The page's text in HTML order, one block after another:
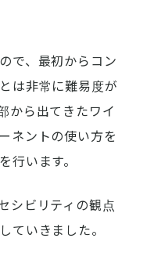
で、最初からコン
は非常に難易度が
から出てきたワイ
ネントの使い方を
行います。
シビリティの観点
ていきました。